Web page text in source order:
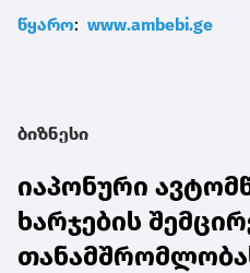
წყა­რო: www.ambebi.ge
ბიზნესი
იაპონური
ხარჯების